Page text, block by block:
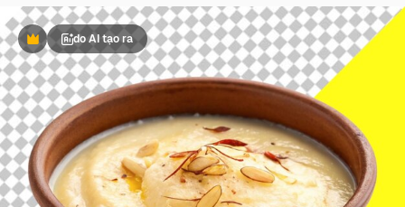
Phần thưởngdo AI tạo ra